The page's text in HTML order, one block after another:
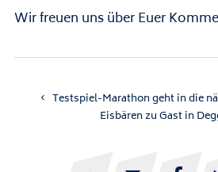
Wir freuen uns über Euer
Testspiel-Marathon geht in die
Eisbären zu Gast in